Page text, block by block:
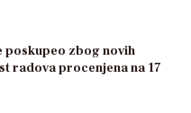
poskupeo zbog novih
radova procenjena na 17